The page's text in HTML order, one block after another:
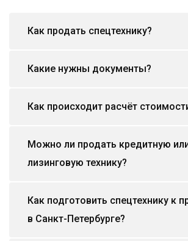
Как продать спецтехнику?
Какие нужны документы?
Как происходит расчёт
Можно ли продать кредитную
лизинговую технику?
Как подготовить спецтехнику к
в Санкт-Петербурге?